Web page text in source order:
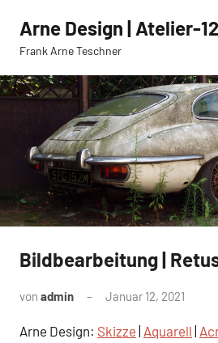
Inhalt
springen
Arne Design | Atelier-12
Frank Arne Teschner
Bildbearbeitung |
von admin Januar 12, 2021
Arne Design: Skizze | Aquarell |